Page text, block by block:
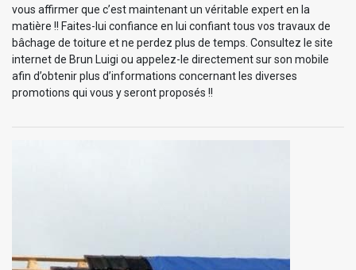
vous affirmer que c’est maintenant un véritable expert en la
matière !! Faites-lui confiance en lui confiant tous vos travaux de
bâchage de toiture et ne perdez plus de temps. Consultez le site
internet de Brun Luigi ou appelez-le directement sur son mobile
afin d’obtenir plus d’informations concernant les diverses
promotions qui vous y seront proposés !!